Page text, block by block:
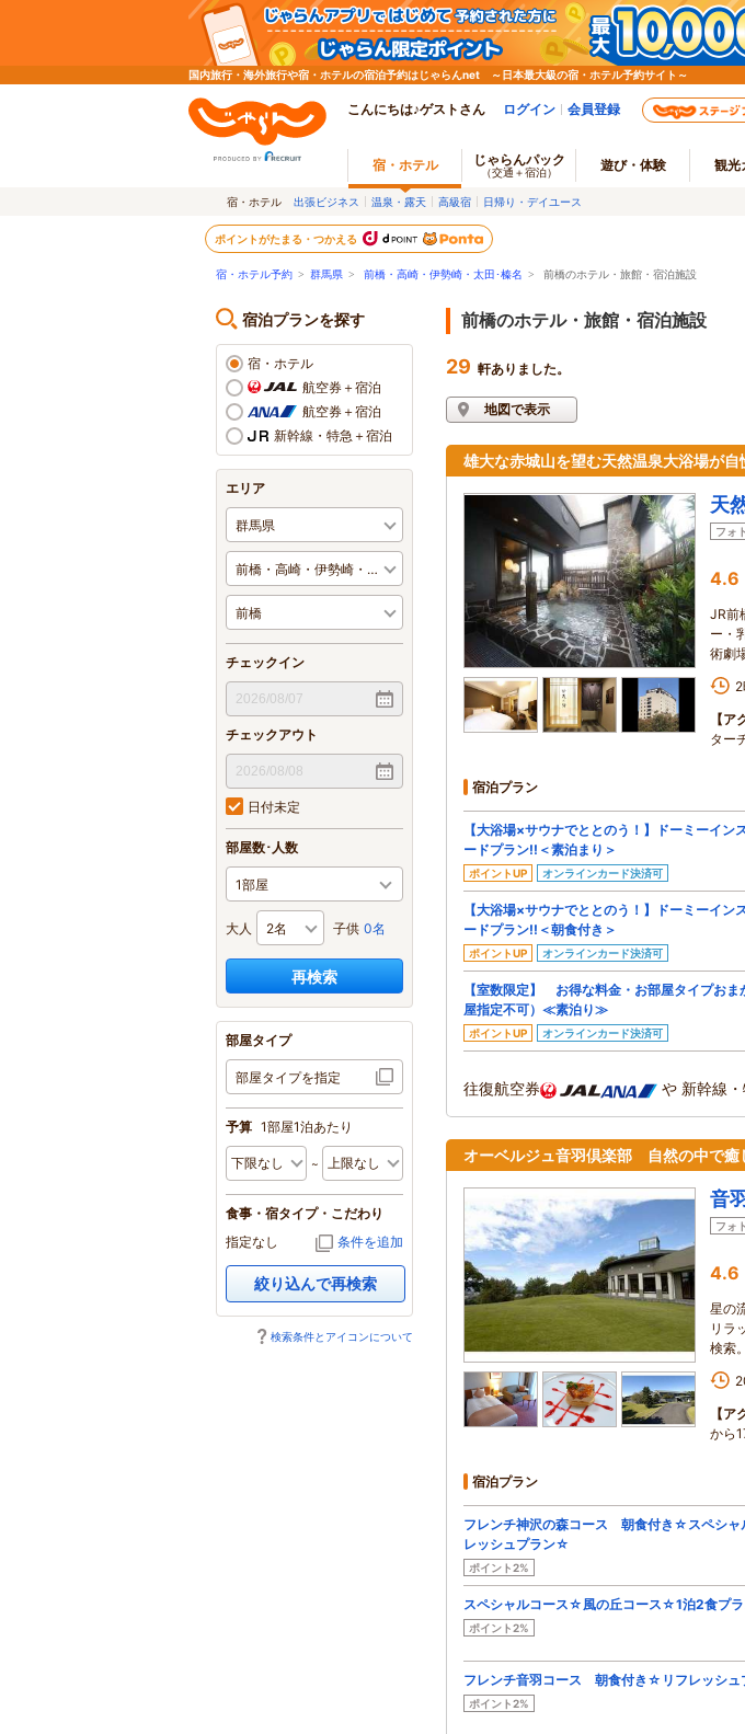
国内旅行・海外旅行や宿・ホテルの宿泊予約はじゃらんnet ～日本最大級の宿・ホテル予約サイト～
こんにちは♪ゲストさん ログイン 会員登録
宿・ホテル じゃらんパック
（交通＋宿泊） 遊び・体験 観光
宿・ホテル 出張ビジネス 温泉・露天 高級宿 日帰り・デイユース
ポイントがたまる・つかえる
宿・ホテル予約 > 群馬県 > 前橋・高崎・伊勢崎・太田･榛名 > 前橋のホテル・旅館・宿泊施設
宿泊プランを探す
宿・ホテル
航空券＋宿泊
航空券＋宿泊
新幹線・特急＋宿泊
エリア
チェックイン
チェックアウト
日付未定
部屋数･人数
大人 子供 0名
再検索
部屋タイプ
部屋タイプを指定
予算 1部屋1泊あたり
食事・宿タイプ・こだわり
指定なし
条件を追加
絞り込んで再検索
検索条件とアイコンについて
前橋のホテル・旅館・宿泊施設
29 軒ありました。
地図で表示
雄大な赤城山を望む天然温泉大浴場が
天
フォ
4.6
JR前
ー・
術劇
【ア
ター
宿泊プラン
【大浴場×サウナでととのう！】ドーミーイン
ードプラン!!＜素泊まり＞
ポイントUP オンラインカード決済可
【大浴場×サウナでととのう！】ドーミーイン
ードプラン!!＜朝食付き＞
ポイントUP オンラインカード決済可
【室数限定】 お得な料金・お部屋タイプおま
屋指定不可）≪素泊り≫
ポイントUP オンラインカード決済可
往復航空券 や 新幹線
オーベルジュ音羽倶楽部 自然の中で癒
音
フォ
4.6
星の
リラ
検索。
【ア
から
宿泊プラン
フレンチ神沢の森コース 朝食付き☆スペシャ
レッシュプラン☆
ポイント2%
スペシャルコース☆風の丘コース☆1泊2食プ
ポイント2%
フレンチ音羽コース 朝食付き☆リフレッシュ
ポイント2%